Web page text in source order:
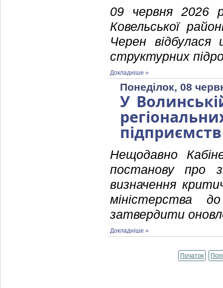
09 червня 2026
Ковельської
Черен
структурних
Докладніше »
Понеділок, 08
У
Нещодавно
постанову про
визначення
міністерства
затвердити
Докладніше »
Початок